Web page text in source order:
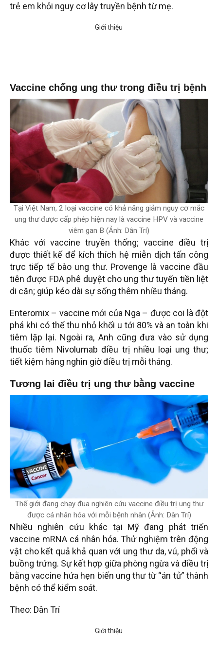
trẻ em khỏi nguy cơ lây truyền bệnh từ mẹ.
Vaccine chống ung thư trong điều trị bệnh
Tại Việt Nam, 2 loại vaccine có khả năng giảm nguy cơ mắc
ung thư được cấp phép hiện nay là vaccine HPV và vaccine
viêm gan B (Ảnh: Dân Trí)
Khác với vaccine truyền thống; vaccine điều trị
được thiết kế để kích thích hệ miễn dịch tấn công
trực tiếp tế bào ung thư. Provenge là vaccine đầu
tiên được FDA phê duyệt cho ung thư tuyến tiền liệt
di căn; giúp kéo dài sự sống thêm nhiều tháng.
Enteromix – vaccine mới của Nga – được coi là đột
phá khi có thể thu nhỏ khối u tới 80% và an toàn khi
tiêm lặp lại. Ngoài ra, Anh cũng đưa vào sử dụng
thuốc tiêm Nivolumab điều trị nhiều loại ung thư;
tiết kiệm hàng nghìn giờ điều trị mỗi tháng.
Tương lai điều trị ung thư bằng vaccine
Thế giới đang chạy đua nghiên cứu vaccine điều trị ung thư
được cá nhân hóa với mỗi bệnh nhân (Ảnh: Dân Trí)
Nhiều nghiên cứu khác tại Mỹ đang phát triển
vaccine mRNA cá nhân hóa. Thử nghiệm trên động
vật cho kết quả khả quan với ung thư da, vú, phổi và
buồng trứng. Sự kết hợp giữa phòng ngừa và điều trị
bằng vaccine hứa hẹn biến ung thư từ “án tử” thành
bệnh có thể kiểm soát.
Theo: Dân Trí